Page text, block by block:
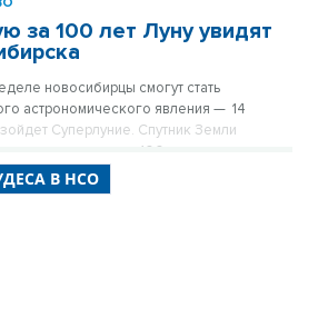
за 100 лет Луну увидят
новосибирцы смогут стать
астрономического явления — 14
Суперлуние. Спутник Земли
за последние 100 лет расстояние.
В НСО